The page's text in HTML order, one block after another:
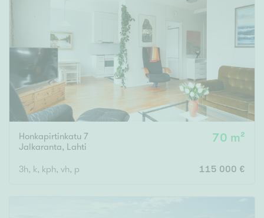
Honkapirtinkatu 7
Jalkaranta, Lahti
70 m²
3h, k, kph, vh, p 115 000 €